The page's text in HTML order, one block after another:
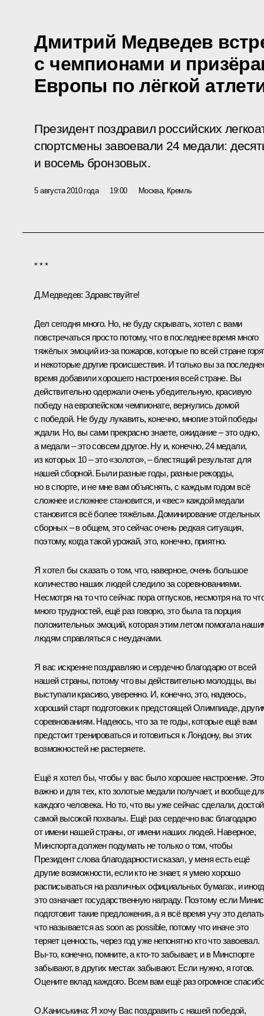
Дмитрий Медведев
с чемпионами и
Европы по лёгкой
Президент поздравил российских
спортсмены завоевали 24 медали:
и восемь бронзовых.
5 августа 2010 года 19:00 Москва, Кремль
* * *
Д.Медведев:Здравствуйте!
Дел сегодня много. Но, не буду скрывать, хотел с вами
повстречаться просто потому, что в последнее время много
тяжёлых эмоций из‑за пожаров, которые по всей стране
и некоторые другие происшествия. И только вы за
время добавили хорошего настроения всей стране. Вы
действительно одержали очень убедительную, красивую
победу на европейском чемпионате, вернулись домой
с победой. Не буду лукавить, конечно, многие этой победы
ждали. Но, вы сами прекрасно знаете, ожидание – это одно,
а медали – это совсем другое. Ну и, конечно, 24 медали,
из которых 10 – это «золото», – блестящий результат для
нашей сборной. Были разные годы, разные рекорды,
но в спорте, и не мне вам объяснять, с каждым годом всё
сложнее и сложнее становится, и «вес» каждой медали
становится всё более тяжёлым. Доминирование отдельных
сборных – в общем, это сейчас очень редкая ситуация,
поэтому, когда такой урожай, это, конечно, приятно.
Я хотел бы сказать о том, что, наверное, очень большое
количество наших людей следило за соревнованиями.
Несмотря на то что сейчас пора отпусков, несмотря на то
много трудностей, ещё раз говорю, это была та порция
положительных эмоций, которая этим летом помогала
людям справляться с неудачами.
Я вас искренне поздравляю и сердечно благодарю от всей
нашей страны, потому что вы действительно молодцы, вы
выступали красиво, уверенно. И, конечно, это, надеюсь,
хороший старт подготовки к предстоящей Олимпиаде,
соревнованиям. Надеюсь, что за те годы, которые ещё вам
предстоит тренироваться и готовиться к Лондону, вы этих
возможностей не растеряете.
Ещё я хотел бы, чтобы у вас было хорошее настроение. Это
важно и для тех, кто золотые медали получает, и вообще
каждого человека. Но то, что вы уже сейчас сделали,
самой высокой похвалы. Ещё раз сердечно вас благодарю
от имени нашей страны, от имени наших людей. Наверное,
Минспорта должен подумать не только о том, чтобы
Президент слова благодарности сказал, у меня есть ещё
другие возможности, если кто не знает, я умею хорошо
расписываться на различных официальных бумагах, и
это означает государственную награду. Поэтому если
подготовит такие предложения, а я всё время учу это
что называется as soon as possible, потому что иначе это
теряет ценность, через год уже непонятно кто что завоевал.
Вы‑то, конечно, помните, а кто‑то забывает, и в Минспорте
забывают, в других местах забывают. Если нужно, я готов.
Оцените вклад каждого. Всем вам ещё раз огромное
О.Каниськина: Я хочу Вас поздравить с нашей победой,